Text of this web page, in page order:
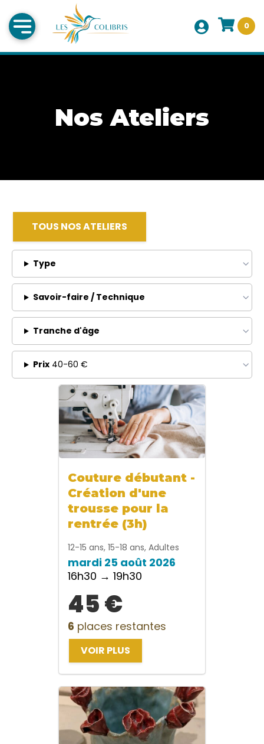
0
Nos Ateliers
TOUS NOS ATELIERS
Type
Savoir-faire / Technique
Tranche d'âge
Prix40-60 €
Couture débutant -
Création d'une
trousse pour la
rentrée (3h)
12-15 ans, 15-18 ans, Adultes
mardi 25 août 2026
16h30 → 19h30
45 €
6 places restantes
VOIR PLUS